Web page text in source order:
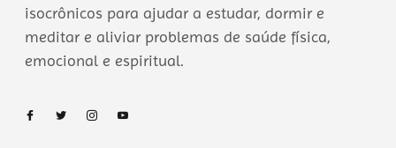
isocrônicos para ajudar a estudar, dormir e
meditar e aliviar problemas de saúde física,
emocional e espiritual.